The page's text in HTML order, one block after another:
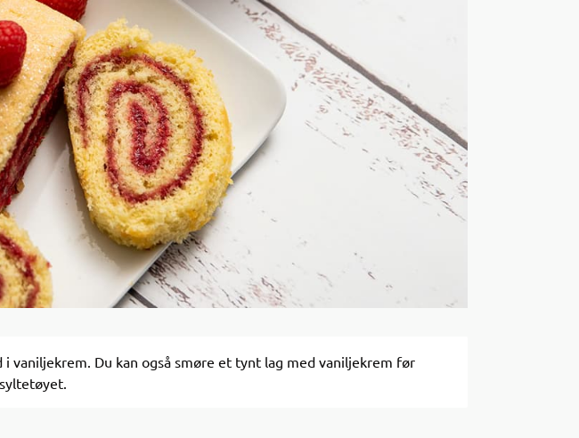
i vaniljekrem. Du kan også smøre et tynt lag med vaniljekrem før